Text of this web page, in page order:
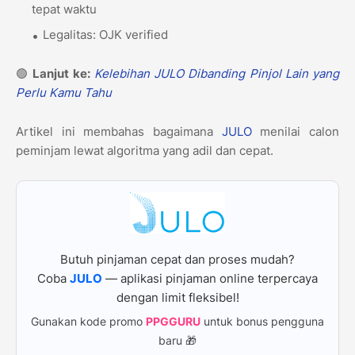
tepat waktu
Legalitas: OJK verified
🟢 Lanjut ke: Kelebihan JULO Dibanding Pinjol Lain yang
Perlu Kamu Tahu
Artikel ini membahas bagaimana JULOmenilai calon
peminjam lewat algoritma yang adil dan cepat.
Butuh pinjaman cepat dan proses mudah?
Coba JULO — aplikasi pinjaman online terpercaya
dengan limit fleksibel!
Gunakan kode promo PPGGURU untuk bonus pengguna
baru 🎁